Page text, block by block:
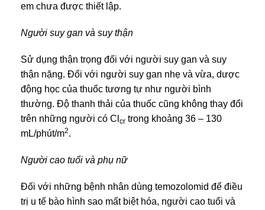
em chưa được thiết lập.
Người suy gan và suy thận
Sử dụng thận trọng đối với người suy gan và suy
thận nặng. Đối với người suy gan nhẹ và vừa, dược
động học của thuốc tương tự như người bình
thường. Độ thanh thải của thuốc cũng không thay đổi
trên những người có Cl cr trong khoảng 36 – 130
mL/phút/m2.
Người cao tuổi và phụ nữ
Đối với những bệnh nhân dùng temozolomid để điều
trị u tế bào hình sao mất biệt hóa, người cao tuổi và